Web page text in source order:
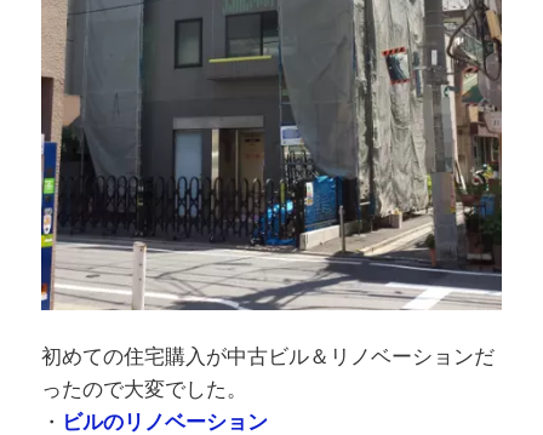
初めての住宅購入が中古ビル＆リノベーションだ
ったので大変でした。
・ ビルのリノベーション